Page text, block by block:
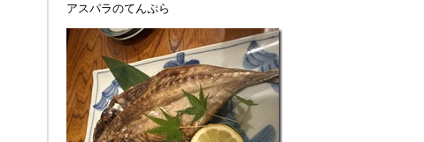
アスパラのてんぷら